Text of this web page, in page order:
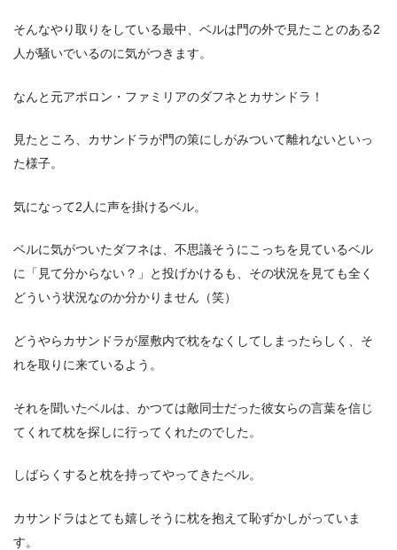
そんなやり取りをしている最中、ベルは門の外で見たことのある2
人が騒いでいるのに気がつきます。
なんと元アポロン・ファミリアのダフネとカサンドラ！
見たところ、カサンドラが門の策にしがみついて離れないといっ
た様子。
気になって2人に声を掛けるベル。
ベルに気がついたダフネは、不思議そうにこっちを見ているベル
に「見て分からない？」と投げかけるも、その状況を見ても全く
どういう状況なのか分かりません（笑）
どうやらカサンドラが屋敷内で枕をなくしてしまったらしく、そ
れを取りに来ているよう。
それを聞いたベルは、かつては敵同士だった彼女らの言葉を信じ
てくれて枕を探しに行ってくれたのでした。
しばらくすると枕を持ってやってきたベル。
カサンドラはとても嬉しそうに枕を抱えて恥ずかしがっていま
す。